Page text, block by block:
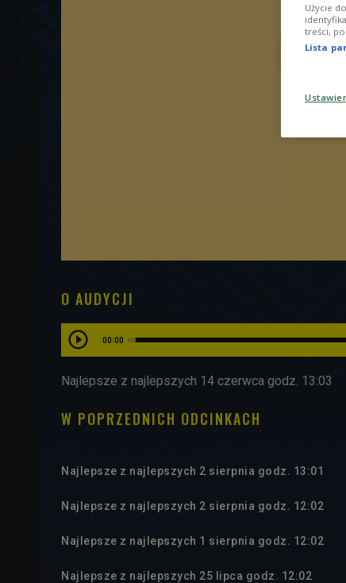
O AUDYCJI
00:00
Najlepsze z najlepszych 14 czerwca godz. 13:03
W POPRZEDNICH ODCINKACH
Najlepsze z najlepszych 2 sierpnia godz. 13:01
Najlepsze z najlepszych 2 sierpnia godz. 12:02
Najlepsze z najlepszych 1 sierpnia godz. 12:02
Najlepsze z najlepszych 25 lipca godz. 12:02
Użycie
treści,
Lista